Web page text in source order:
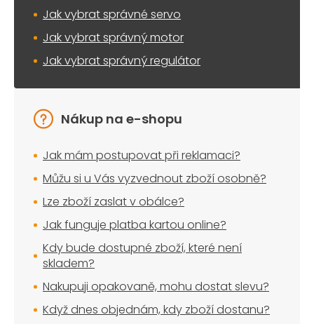
Jak vybrat správné servo
Jak vybrat správný motor
Jak vybrat správný regulátor
Nákup na e-shopu
Jak mám postupovat při reklamaci?
Můžu si u Vás vyzvednout zboží osobně?
Lze zboží zaslat v obálce?
Jak funguje platba kartou online?
Kdy bude dostupné zboží, které není
skladem?
Nakupuji opakovaně, mohu dostat slevu?
Když dnes objednám, kdy zboží dostanu?